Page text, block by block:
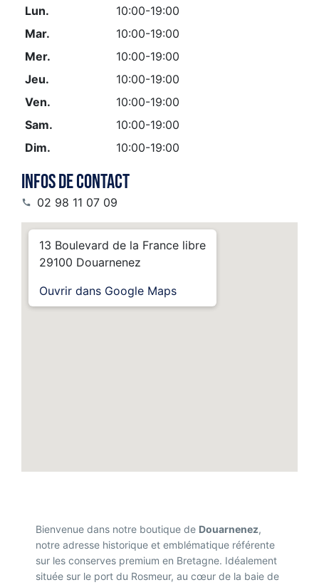
Lun.
10:00-19:00
Mar.
10:00-19:00
Mer.
10:00-19:00
Jeu.
10:00-19:00
Ven.
10:00-19:00
Sam.
10:00-19:00
Dim.
10:00-19:00
Infos de contact
 02 98 11 07 09
13 Boulevard de la France libre
29100 Douarnenez
Ouvrir dans Google Maps
Bienvenue dans notre boutique de Douarnenez,
notre adresse historique et emblématique référente
sur les conserves premium en Bretagne. Idéalement
située sur le port du Rosmeur, au cœur de la baie de